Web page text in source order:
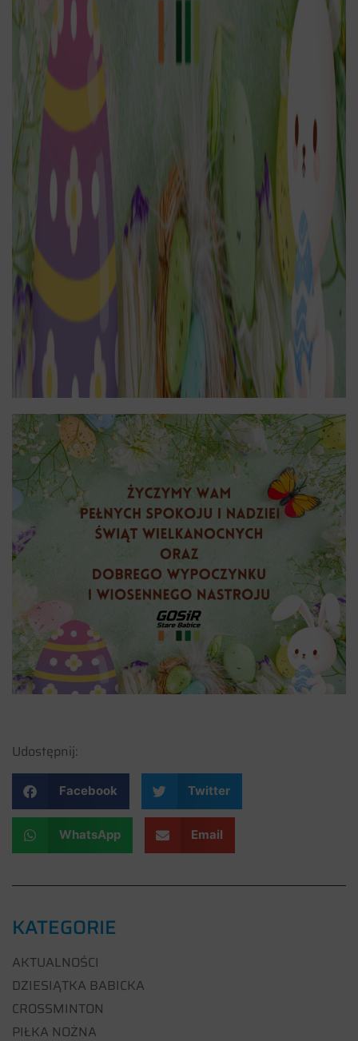
Udostępnij:
Facebook Twitter
WhatsApp Email
KATEGORIE
AKTUALNOŚCI
DZIESIĄTKA BABICKA
CROSSMINTON
PIŁKA NOŻNA